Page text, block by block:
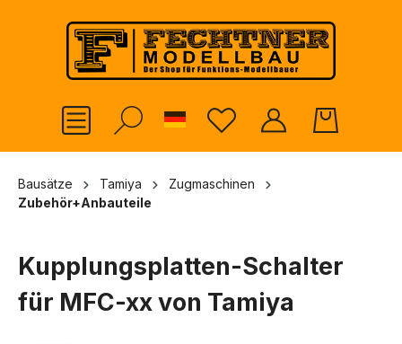
springen
German
Bausätze Tamiya
Zugmaschinen
Zubehör+Anbauteile
Kupplungsplatten-Schalter
für MFC-xx von Tamiya